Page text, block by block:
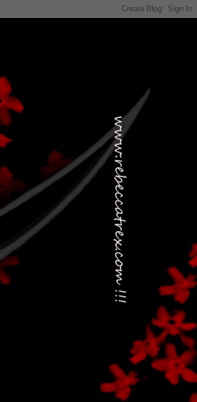
...qui trovate il nostro viaggio in MESSICO 2023...